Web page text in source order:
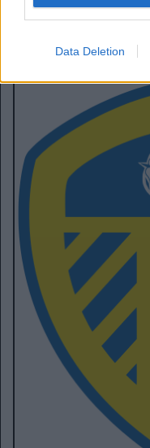
Data Deletion